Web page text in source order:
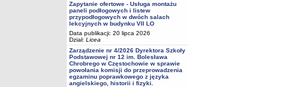
Zapytanie ofertowe - Usługa montażu
paneli podłogowych i listew
przypodłogowych w dwóch salach
lekcyjnych w budynku VII LO
Data publikacji: 20 lipca 2026
Dział: Licea
Zarządzenie nr 4/2026 Dyrektora Szkoły
Podstawowej nr 12 im. Bolesława
Chrobrego w Częstochowie w sprawie
powołania komisji do przeprowadzenia
egzaminu poprawkowego z języka
angielskiego, historii i fizyki.